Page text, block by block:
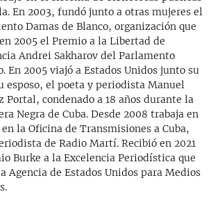
En 2003, fundó junto a otras mujeres el
Damas de Blanco, organización que
2005 el Premio a la Libertad de
Andrei Sakharov del Parlamento
En 2005 viajó a Estados Unidos junto su
esposo, el poeta y periodista Manuel
Portal, condenado a 18 años durante la
Negra de Cuba. Desde 2008 trabaja en
la Oficina de Transmisiones a Cuba,
de Radio Martí. Recibió en 2021
Burke a la Excelencia Periodística que
Agencia de Estados Unidos para Medios